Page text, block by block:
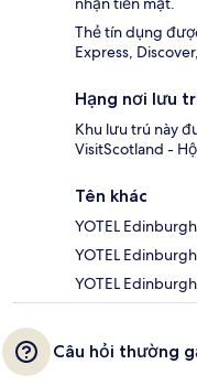
Thẻ tín dụng
Express,
Hạng nơi lưu
Khu lưu trú này
VisitScotland -
Tên khác
YOTEL
YOTEL
YOTEL
Câu hỏi thường